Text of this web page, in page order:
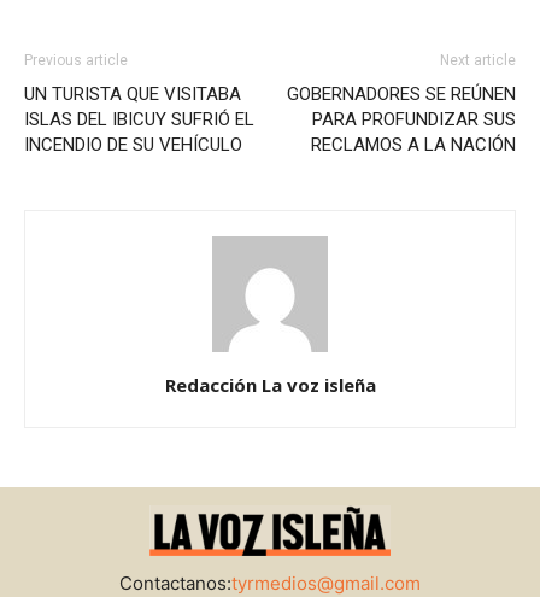
Previous article
UN TURISTA QUE VISITABA
ISLAS DEL IBICUY SUFRIÓ EL
INCENDIO DE SU VEHÍCULO
Next article
GOBERNADORES SE REÚNEN
PARA PROFUNDIZAR SUS
RECLAMOS A LA NACIÓN
Redacción La voz isleña
Contactanos:tyrmedios@gmail.com